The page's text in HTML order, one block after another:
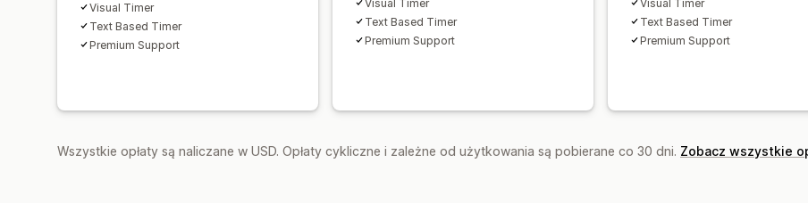
Visual Timer
Text Based Timer
Premium Support
Visual Timer
Text Based Timer
Premium Support
Visual Timer
Text Based Timer
Premium Support
Wszystkie opłaty są naliczane w USD. Opłaty cykliczne i zależne od użytkowania są pobierane co 30 dni. Zobacz wszystkie